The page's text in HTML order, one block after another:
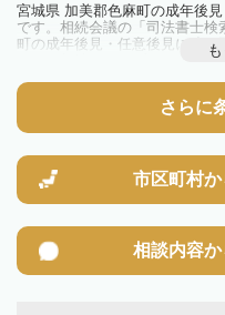
宮城県 加美郡色麻町の成年後
です。相続会議の「司法書士
町の成年後見・任意後見に強
ます。相続のトラブルやお悩
さらに
市区町村か
相談内容か